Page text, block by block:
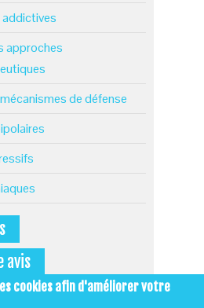
approches
de défense
avis
cookies afin d'améliorer votre